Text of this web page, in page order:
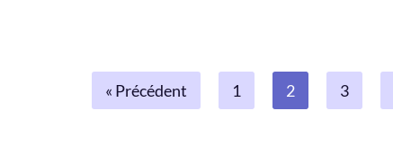
« Précédent 1 2 3